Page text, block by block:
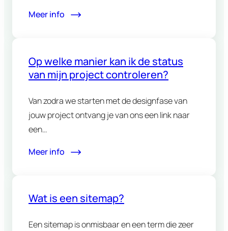
Meer info
Op welke manier kan ik de status
van mijn project controleren?
Van zodra we starten met de designfase van
jouw project ontvang je van ons een link naar
een…
Meer info
Wat is een sitemap?
Een sitemap is onmisbaar en een term die zeer